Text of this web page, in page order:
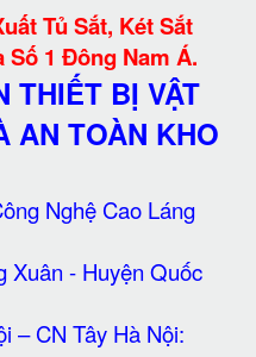
Tủ Sắt, Két Sắt
Số 1 Đông Nam Á.
THIẾT BỊ VẬT
AN TOÀN KHO
Nghệ Cao Láng
Xuân - Huyện Quốc
– CN Tây Hà Nội: